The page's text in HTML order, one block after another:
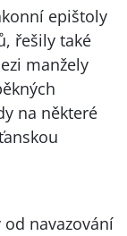
epištoly
řešily také
manžely
na některé
navazování